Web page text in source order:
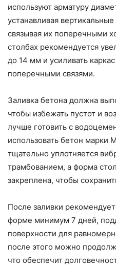
используют арматуру
устанавливая
связывая их поперечными
столбах рекомендуется
до 14 мм и усиливать
поперечными связями.
Заливка бетона должна
чтобы избежать пустот и
лучше готовить с
использовать бетон
тщательно уплотняется
трамбованием, а форма
закреплена, чтобы
После заливки
форме минимум 7 дней,
поверхности для
после этого можно
что обеспечит